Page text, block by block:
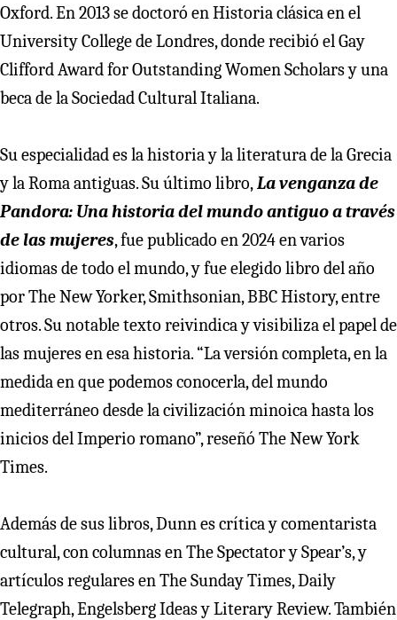
Oxford. En 2013 se doctoró en Historia clásica en el
University College de Londres, donde recibió el Gay
Clifford Award for Outstanding Women Scholars y una
beca de la Sociedad Cultural Italiana.
Su especialidad es la historia y la literatura de la Grecia
y la Roma antiguas. Su último libro,La venganza de
Pandora: Una historia del mundo antiguo a través
de las mujeres, fue publicado en 2024 en varios
idiomas de todo el mundo, y fue elegido libro del año
por The New Yorker, Smithsonian, BBC History, entre
otros. Su notable texto reivindica y visibiliza el papel de
las mujeres en esa historia. “La versión completa, en la
medida en que podemos conocerla, del mundo
mediterráneo desde la civilización minoica hasta los
inicios del Imperio romano”, reseñó The New York
Times.
Además de sus libros, Dunn es crítica y comentarista
cultural, con columnas en The Spectator y Spear’s, y
artículos regulares en The Sunday Times, Daily
Telegraph, Engelsberg Ideas y Literary Review. También